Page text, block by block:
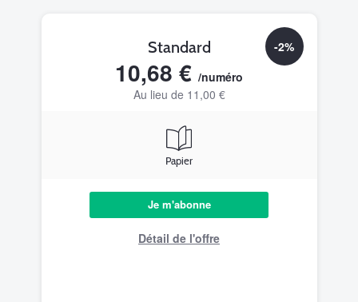
-2%
Standard
10,68 € /numéro
Au lieu de 11,00 €
Papier
Je m'abonne
Détail de l'offre